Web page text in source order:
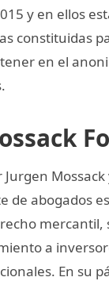
y en ellos
constituidas
en el
Mossack
de abogados
mercantil,
a
En su